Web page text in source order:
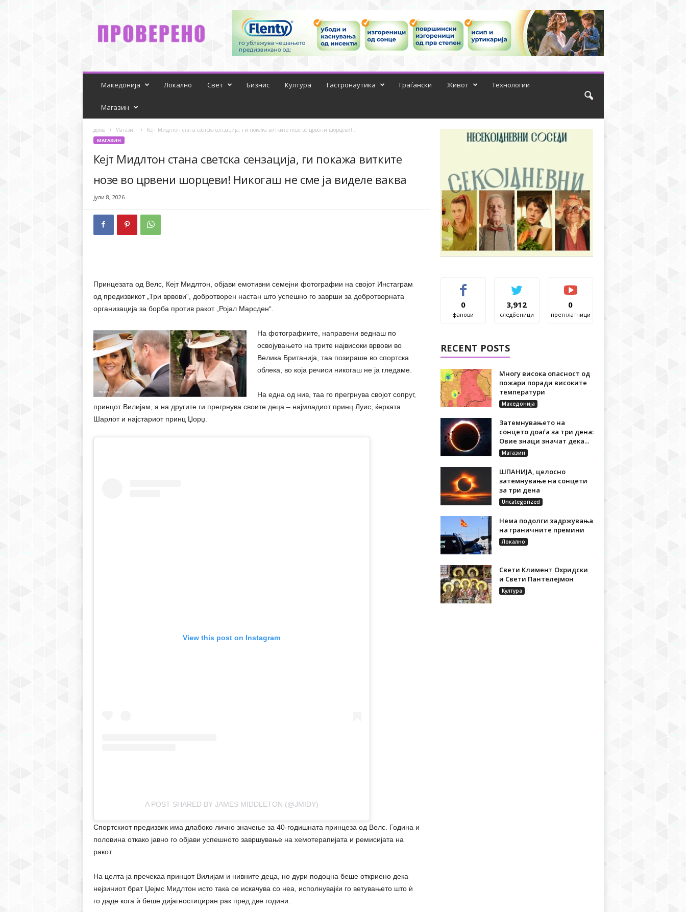
e
Македонија Локално Свет Бизнис Култура Гастронаутика Граѓански Живот Технологии
Магазин
дома Магазин Кејт Мидлтон стана светска сензација, ги покажа витките нозе во црвени шорцеви!...
МАГАЗИН
Кејт Мидлтон стана светска сензација, ги покажа витките
нозе во црвени шорцеви! Никогаш не сме ја виделе ваква
јули 8, 2026
Принцезата од Велс, Кејт Мидлтон, објави емотивни семејни фотографии на својот Инстаграм
од предизвикот „Три врвови“, добротворен настан што успешно го заврши за добротворната
организација за борба против ракот „Ројал Марсден“.
На фотографиите, направени веднаш по
освојувањето на трите највисоки врвови во
Велика Британија, таа позираше во спортска
облека, во која речиси никогаш не ја гледаме.
На една од нив, таа го прегрнува својот сопруг,
принцот Вилијам, а на другите ги прегрнува своите деца – најмладиот принц Луис, ќерката
Шарлот и најстариот принц Џорџ.
View this post on Instagram
A POST SHARED BY JAMES MIDDLETON (@JMIDY)
Спортскиот предизвик има длабоко лично значење за 40-годишната принцеза од Велс. Година и
половина откако јавно го објави успешното завршување на хемотерапијата и ремисијата на
ракот.
На целта ја пречекаа принцот Вилијам и нивните деца, но дури подоцна беше откриено дека
нејзиниот брат Џејмс Мидлтон исто така се искачува со неа, исполнувајќи го ветувањето што ѝ
го даде кога ѝ беше дијагностициран рак пред две години.
0
фанови
3,912
следбеници
0
претплатници
RECENT POSTS
Многу висока опасност од
пожари поради високите
температури
Македонија
Затемнувањето на
сонцето доаѓа за три дена:
Овие знаци значат дека...
Магазин
ШПАНИЈА, целосно
затемнување на сонцети
за три дена
Uncategorized
Нема подолги задржувања
на граничните премини
Локално
Свети Климент Охридски
и Свети Пантелејмон
Култура